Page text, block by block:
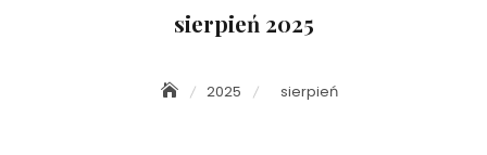
sierpień 2025
2025 sierpień